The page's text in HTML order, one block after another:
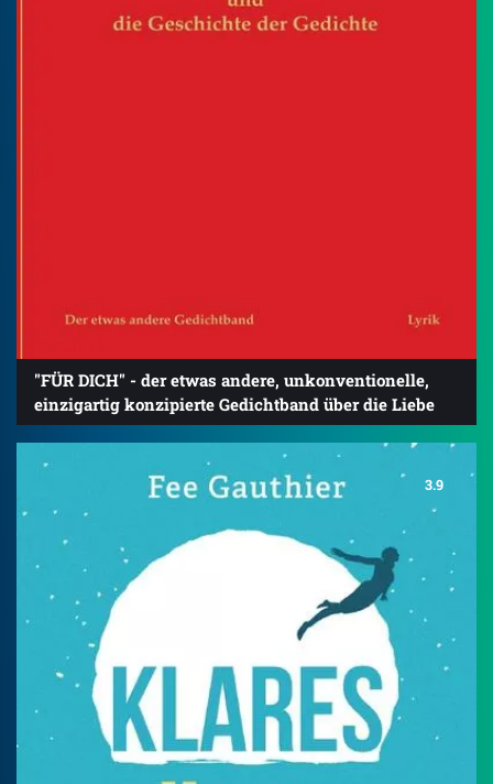
"FÜR DICH" - der etwas andere, unkonventionelle,
einzigartig konzipierte Gedichtband über die Liebe
3.9